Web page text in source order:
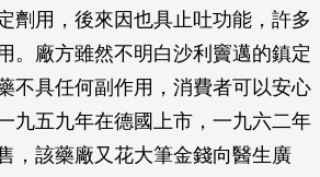
劑用，後來因也具止吐功能，許多
。廠方雖然不明白沙利竇邁的鎮定
不具任何副作用，消費者可以安心
九五九年在德國上市，一九六二年
，該藥廠又花大筆金錢向醫生廣